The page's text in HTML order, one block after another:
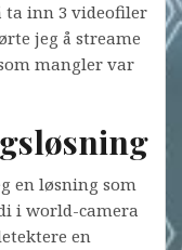
ta inn 3 videofiler
jeg å streame
mangler var
en løsning som
i world-camera
en